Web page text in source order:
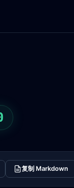
复制 Markdown